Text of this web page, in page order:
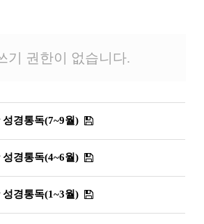
기 권한이 없습니다.
경통독(7~9월)
경통독(4~6월)
경통독(1~3월)